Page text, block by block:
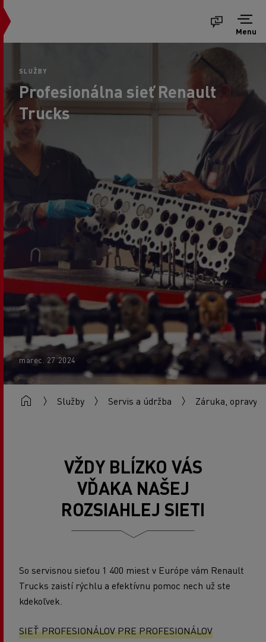
Menu
SLUŽBY
Profesionálna sieť Renault
Trucks
marec. 27 2024
Služby Servis a údržba Záruka, opravy
VŽDY BLÍZKO VÁS
VĎAKA NAŠEJ
ROZSIAHLEJ SIETI
So servisnou sieťou 1 400 miest v Európe vám Renault
Trucks zaistí rýchlu a efektívnu pomoc nech už ste
kdekoľvek.
SIEŤ PROFESIONÁLOV PRE PROFESIONÁLOV